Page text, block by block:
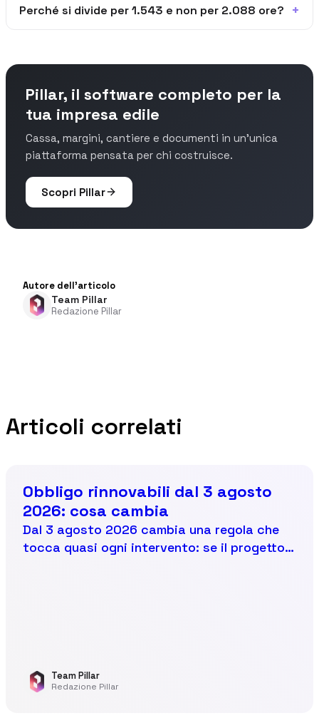
Perché si divide per 1.543 e non per 2.088 ore? +
Pillar, il software completo per la
tua impresa edile
Cassa, margini, cantiere e documenti in un'unica
piattaforma pensata per chi costruisce.
Scopri Pillar
Autore dell'articolo
Team Pillar
Redazione Pillar
Articoli correlati
Obbligo rinnovabili dal 3 agosto
2026: cosa cambia
Dal 3 agosto 2026 cambia una regola che
tocca quasi ogni intervento: se il progetto
sulla sola sostituzione dell'impianto
termico. Per gli edifici pubblici 5 punti in
Team Pillar
Redazione Pillar